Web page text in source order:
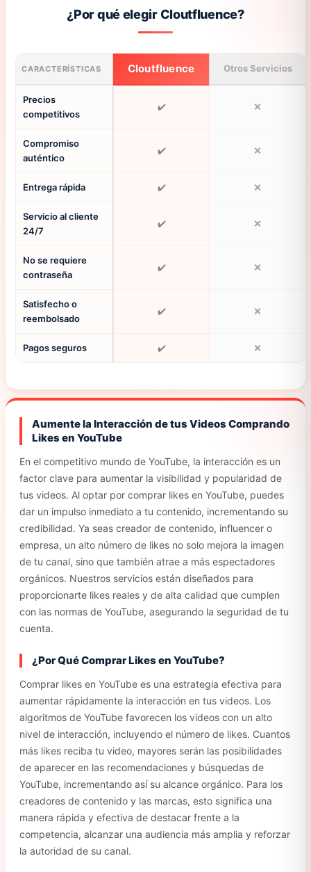
¿Por qué elegir Cloutfluence?
CARACTERÍSTICAS Cloutfluence Otros Servicios
Precios
competitivos
✔️ ❌
Compromiso
auténtico
✔️ ❌
Entrega rápida ✔️ ❌
Servicio al cliente
24/7
✔️ ❌
No se requiere
contraseña
✔️ ❌
Satisfecho o
reembolsado
✔️ ❌
Pagos seguros ✔️ ❌
Aumente la Interacción de tus Videos Comprando
Likes en YouTube
En el competitivo mundo de YouTube, la interacción es un
factor clave para aumentar la visibilidad y popularidad de
tus videos. Al optar por comprar likes en YouTube, puedes
dar un impulso inmediato a tu contenido, incrementando su
credibilidad. Ya seas creador de contenido, influencer o
empresa, un alto número de likes no solo mejora la imagen
de tu canal, sino que también atrae a más espectadores
orgánicos. Nuestros servicios están diseñados para
proporcionarte likes reales y de alta calidad que cumplen
con las normas de YouTube, asegurando la seguridad de tu
cuenta.
¿Por Qué Comprar Likes en YouTube?
Comprar likes en YouTube es una estrategia efectiva para
aumentar rápidamente la interacción en tus videos. Los
algoritmos de YouTube favorecen los videos con un alto
nivel de interacción, incluyendo el número de likes. Cuantos
más likes reciba tu video, mayores serán las posibilidades
de aparecer en las recomendaciones y búsquedas de
YouTube, incrementando así su alcance orgánico. Para los
creadores de contenido y las marcas, esto significa una
manera rápida y efectiva de destacar frente a la
competencia, alcanzar una audiencia más amplia y reforzar
la autoridad de su canal.